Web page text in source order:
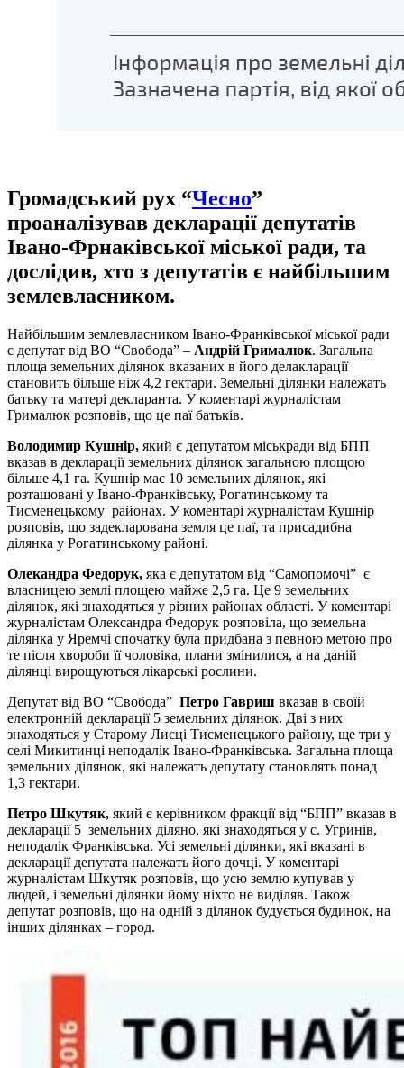
Громадський рух “Чесно”
проаналізував декларації депутатів
Івано-Фрнаківської міської ради, та
дослідив, хто з депутатів є найбільшим
землевласником.
Найбільшим землевласником Івано-Франківської міської ради
є депутат від ВО “Свобода” – Андрій Грималюк. Загальна
площа земельних ділянок вказаних в його делакларації
становить більше ніж 4,2 гектари. Земельні ділянки належать
батьку та матері декларанта. У коментарі журналістам
Грималюк розповів, що це паї батьків.
Володимир Кушнір, який є депутатом міськради від БПП
вказав в декларації земельних ділянок загальною площою
більше 4,1 га. Кушнір має 10 земельних ділянок, які
розташовані у Івано-Франківську, Рогатинському та
Тисменецькому районах. У коментарі журналістам Кушнір
розповів, що задекларована земля це паї, та присадибна
ділянка у Рогатинському районі.
Олекандра Федорук, яка є депутатом від “Самопомочі” є
власницею землі площею майже 2,5 га. Це 9 земельних
ділянок, які знаходяться у різних районах області. У коментарі
журналістам Олександра Федорук розповіла, що земельна
ділянка у Яремчі спочатку була придбана з певною метою про
те після хвороби її чоловіка, плани змінилися, а на даній
ділянці вирощуються лікарські рослини.
Депутат від ВО “Свобода” Петро Гавриш вказав в своїй
електронній декларації 5 земельних ділянок. Дві з них
знаходяться у Старому Лисці Тисменецького району, ще три у
селі Микитинці неподалік Івано-Франківська. Загальна площа
земельних ділянок, які належать депутату становлять понад
1,3 гектари.
Петро Шкутяк, який є керівником фракції від “БПП” вказав в
декларації 5 земельних діляно, які знаходяться у с. Угринів,
неподалік Франківська. Усі земельні ділянки, які вказані в
декларації депутата належать його дочці. У коментарі
журналістам Шкутяк розповів, що усю землю купував у
людей, і земельні ділянки йому ніхто не виділяв. Також
депутат розповів, що на одній з ділянок будується будинок, на
інших ділянках – город.